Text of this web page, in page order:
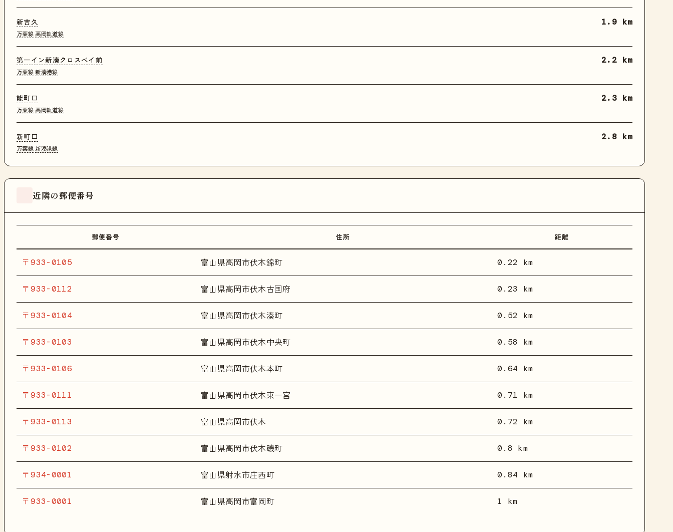
新吉久
万葉線 高岡軌道線
1.9 km
第一イン新湊クロスベイ前
万葉線 新湊港線
2.2 km
能町口
万葉線 高岡軌道線
2.3 km
新町口
万葉線 新湊港線
2.8 km
近隣の郵便番号
郵便番号 住所 距離
〒933-0105 富山県高岡市伏木錦町 0.22 km
〒933-0112 富山県高岡市伏木古国府 0.23 km
〒933-0104 富山県高岡市伏木湊町 0.52 km
〒933-0103 富山県高岡市伏木中央町 0.58 km
〒933-0106 富山県高岡市伏木本町 0.64 km
〒933-0111 富山県高岡市伏木東一宮 0.71 km
〒933-0113 富山県高岡市伏木 0.72 km
〒933-0102 富山県高岡市伏木磯町 0.8 km
〒934-0001 富山県射水市庄西町 0.84 km
〒933-0001 富山県高岡市富岡町 1 km